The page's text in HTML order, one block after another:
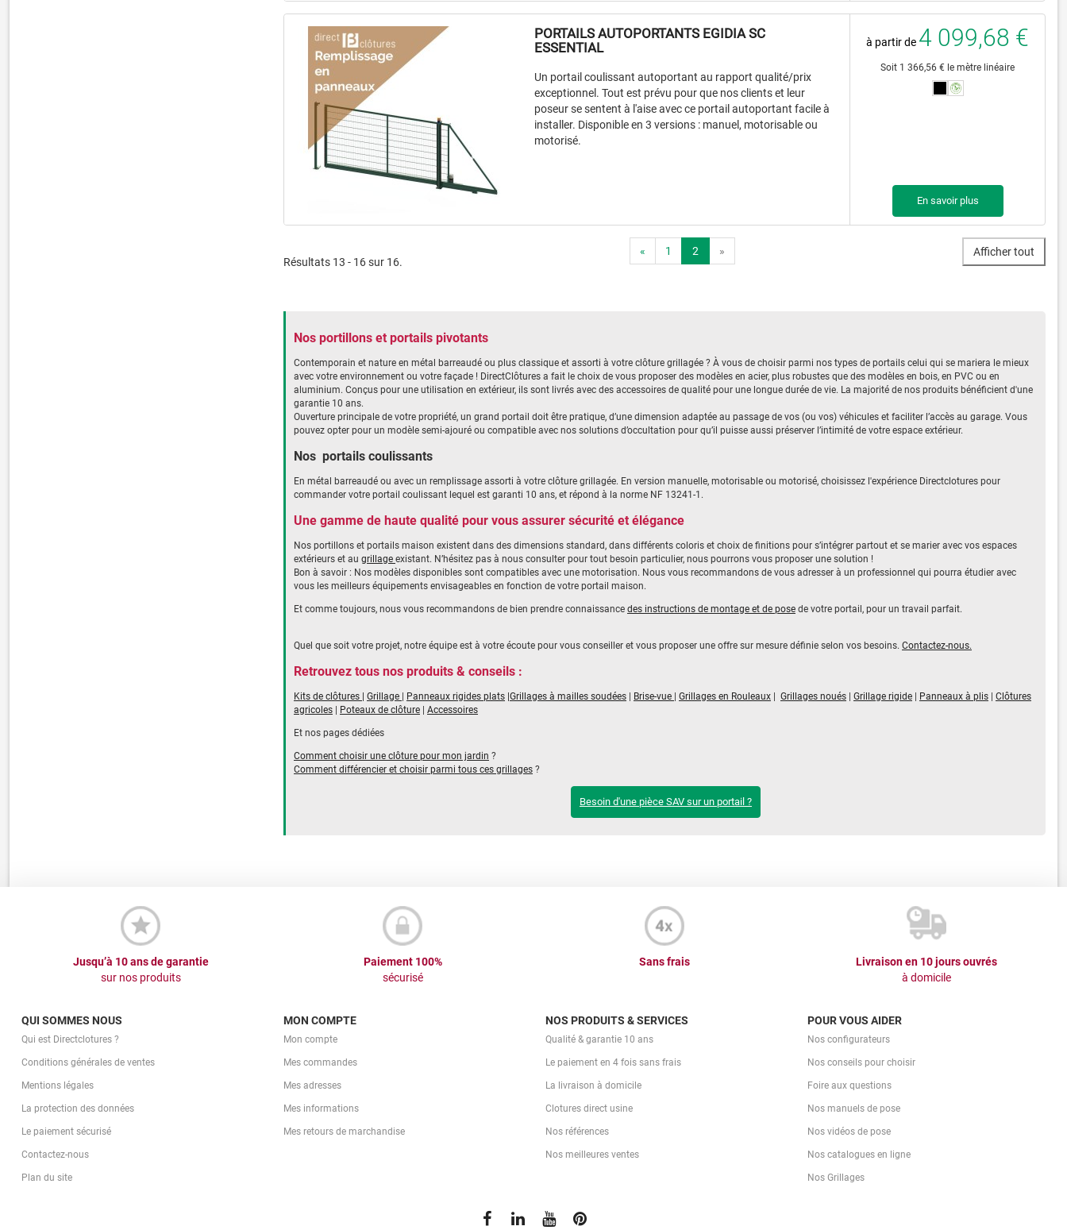
PORTAILS AUTOPORTANTS EGIDIA SC
ESSENTIAL
Un portail coulissant autoportant au rapport qualité/prix
exceptionnel. Tout est prévu pour que nos clients et leur
poseur se sentent à l'aise avec ce portail autoportant facile à
installer. Disponible en 3 versions : manuel, motorisable ou
motorisé.
à partir de 4 099,68 €
Soit 1 366,56 € le mètre linéaire
En savoir plus
« 1 2 »
Afficher tout
Résultats 13 - 16 sur 16.
Nos portillons et portails pivotants
Contemporain et nature en métal barreaudé ou plus classique et assorti à votre clôture grillagée ? À vous de choisir parmi nos types de portails celui qui se mariera le mieux
avec votre environnement ou votre façade ! DirectClôtures a fait le choix de vous proposer des modèles en acier, plus robustes que des modèles en bois, en PVC ou en
aluminium. Conçus pour une utilisation en extérieur, ils sont livrés avec des accessoires de qualité pour une longue durée de vie. La majorité de nos produits bénéficient d'une
garantie 10 ans.
Ouverture principale de votre propriété, un grand portail doit être pratique, d’une dimension adaptée au passage de vos (ou vos) véhicules et faciliter l’accès au garage. Vous
pouvez opter pour un modèle semi-ajouré ou compatible avec nos solutions d’occultation pour qu’il puisse aussi préserver l’intimité de votre espace extérieur.
Nos portails coulissants
En métal barreaudé ou avec un remplissage assorti à votre clôture grillagée. En version manuelle, motorisable ou motorisé, choisissez l'expérience Directclotures pour
commander votre portail coulissant lequel est garanti 10 ans, et répond à la norme NF 13241-1.
Une gamme de haute qualité pour vous assurer sécurité et élégance
Nos portillons et portails maison existent dans des dimensions standard, dans différents coloris et choix de finitions pour s’intégrer partout et se marier avec vos espaces
extérieurs et au grillage existant. N’hésitez pas à nous consulter pour tout besoin particulier, nous pourrons vous proposer une solution !
Bon à savoir : Nos modèles disponibles sont compatibles avec une motorisation. Nous vous recommandons de vous adresser à un professionnel qui pourra étudier avec
vous les meilleurs équipements envisageables en fonction de votre portail maison.
Et comme toujours, nous vous recommandons de bien prendre connaissance des instructions de montage et de pose de votre portail, pour un travail parfait.
Quel que soit votre projet, notre équipe est à votre écoute pour vous conseiller et vous proposer une offre sur mesure définie selon vos besoins. Contactez-nous.
Retrouvez tous nos produits & conseils :
Kits de clôtures Grillage Panneaux rigides plats |Grillages à mailles soudées Brise-vue Grillages en Rouleaux Grillages noués Grillage rigide Panneaux à plis
Clôtures
agricoles
Poteaux de clôture Accessoires
Et nos pages dédiées
Comment choisir une clôture pour mon jardin ?
Comment différencier et choisir parmi tous ces grillages ?
Besoin d'une pièce SAV sur un portail ?
Jusqu’à 10 ans de garantie
sur nos produits
Paiement 100%
sécurisé
Sans frais
Livraison en 10 jours ouvrés
à domicile
QUI SOMMES NOUS
Qui est Directclotures ?
Conditions générales de ventes
Mentions légales
La protection des données
Le paiement sécurisé
Contactez-nous
Plan du site
MON COMPTE
Mon compte
Mes commandes
Mes adresses
Mes informations
Mes retours de marchandise
NOS PRODUITS & SERVICES
Qualité & garantie 10 ans
Le paiement en 4 fois sans frais
La livraison à domicile
Clotures direct usine
Nos références
Nos meilleures ventes
POUR VOUS AIDER
Nos configurateurs
Nos conseils pour choisir
Foire aux questions
Nos manuels de pose
Nos vidéos de pose
Nos catalogues en ligne
Nos Grillages